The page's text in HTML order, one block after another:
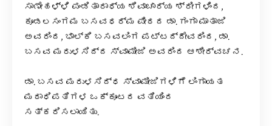
ಸಾಣೇಹಳ್ಳಿ ಪಂಡಿತಾರಾಧ್ಯ ಶಿವಾಚಾರ್ಯ ಶ್ರೀಗಳಿಂದ,
ಕೂಡಲಸಂಗಮ ಬಸವಧರ್ಮ ಪೀಠದ ಡಾ. ಗಂಗಾ ಮಾತಾಜಿ
ಅವರಿಂದ, ಭಾಲ್ಕಿ ಬಸವಲಿಂಗ ಪಟ್ಟದ್ದೇವರಿಂದ, ಡಾ.
ಬಸವ ಮರುಳಸಿದ್ದ ಸ್ವಾಮೀಜಿ ಅವರಿಂದ ಆಶೀರ್ವಚನ.
ಡಾ. ಬಸವ ಮರುಳಸಿದ್ಧ ಸ್ವಾಮೀಜಿಗಳಿಗೆ ಲಿಂಗಾಯತ
ಮಠಾಧಿಪತಿಗಳ ಒಕ್ಕೂಟದ ವತಿಯಿಂದ
ಸತ್ಕರಿಸಲಾಯಿತು.